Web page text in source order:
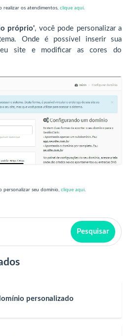
realizar os atendimentos, clique aqui.
próprio', você pode personalizar a
Onde é possível inserir sua
site e modificar as cores do
personalizar seu domínio, clique aqui
personalizado